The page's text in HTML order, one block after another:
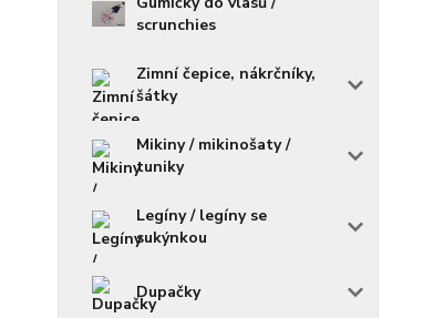
scrunchies
Zimní čepice, nákrčníky,
šátky
Mikiny / mikinošaty /
tuniky
Legíny / legíny se
sukýnkou
Dupačky